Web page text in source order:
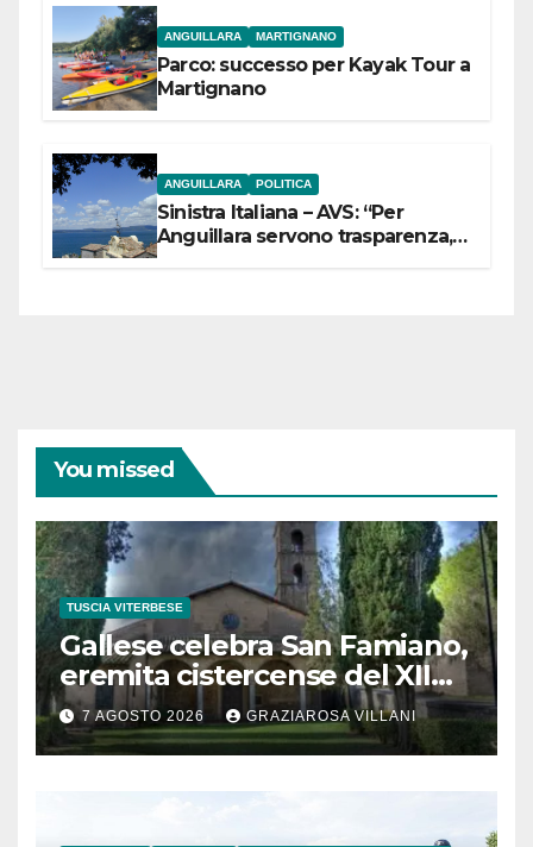
ANGUILLARA MARTIGNANO
Parco: successo per Kayak Tour a
Martignano
ANGUILLARA POLITICA
Sinistra Italiana – AVS: “Per
Anguillara servono trasparenza,
You missed
TUSCIA VITERBESE
Gallese celebra San Famiano,
eremita cistercense del XII
secolo
7 AGOSTO 2026 GRAZIAROSA VILLANI